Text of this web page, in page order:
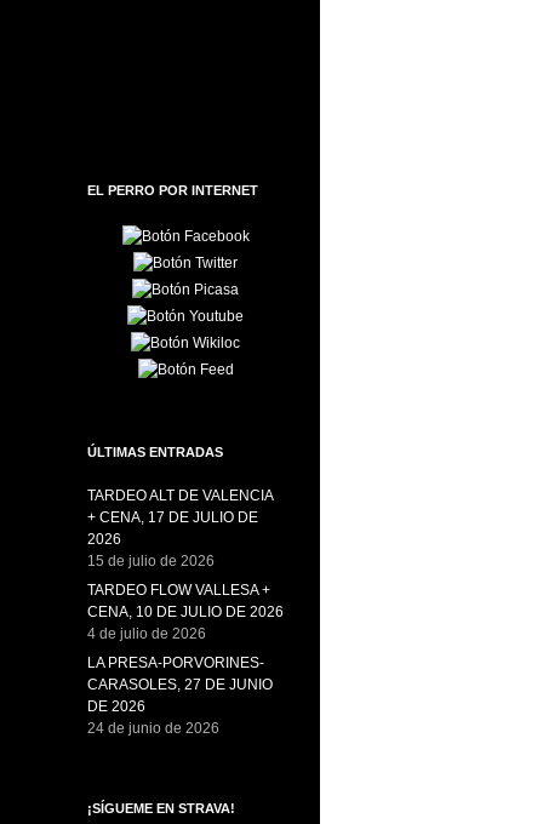
EL PERRO POR INTERNET
ÚLTIMAS ENTRADAS
TARDEO ALT DE VALENCIA
+ CENA, 17 DE JULIO DE
2026
15 de julio de 2026
TARDEO FLOW VALLESA +
CENA, 10 DE JULIO DE 2026
4 de julio de 2026
LA PRESA-PORVORINES-
CARASOLES, 27 DE JUNIO
DE 2026
24 de junio de 2026
¡SÍGUEME EN STRAVA!